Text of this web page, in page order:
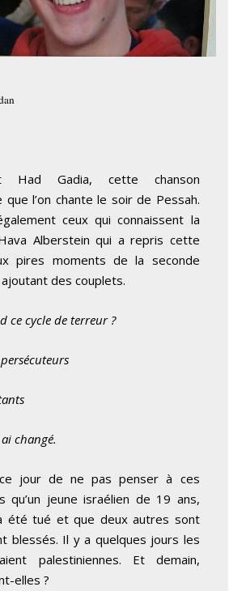
Had Gadia, cette chanson
que l’on chante le soir de Pessah.
ceux qui connaissent la
Alberstein qui a repris cette
pires moments de la seconde
des couplets.
ce cycle de terreur ?
changé.
jour de ne pas penser à ces
qu’un jeune israélien de 19 ans,
été tué et que deux autres sont
blessés. Il y a quelques jours les
palestiniennes. Et demain,
elles ?